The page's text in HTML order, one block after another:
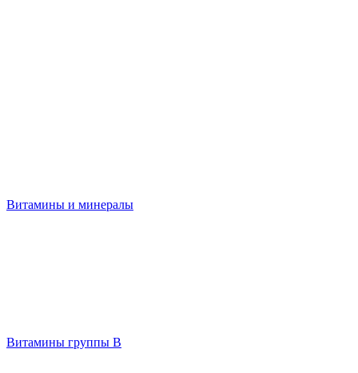
Витамины и минералы
Витамины группы B